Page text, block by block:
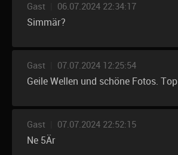
Gast 06.07.2024 22:34:17
Simmär?
Gast 07.07.2024 12:25:54
Geile Wellen und schöne Fotos. Top
Gast 07.07.2024 22:52:15
Ne 5Är